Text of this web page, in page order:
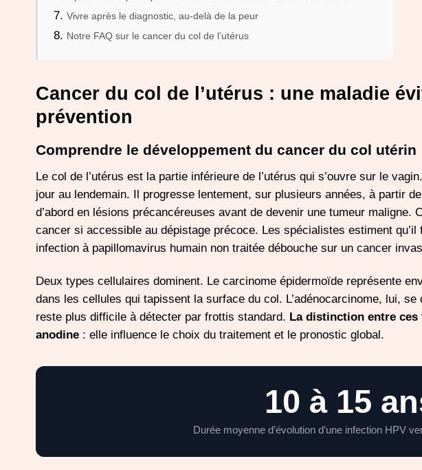
Vivre après le diagnostic, au-delà de la peur
Notre FAQ sur le cancer du col de l’utérus
Cancer du col de l’utérus : une maladie
prévention
Comprendre le développement du cancer du col utérin
Le col de l’utérus est la partie inférieure de l’utérus qui s’ouvre sur le
jour au lendemain. Il progresse lentement, sur plusieurs années, à partir
d’abord en lésions précancéreuses avant de devenir une tumeur
cancer si accessible au dépistage précoce. Les spécialistes estiment qu’il
infection à papillomavirus humain non traitée débouche sur un cancer
Deux types cellulaires dominent. Le carcinome épidermoïde représente
dans les cellules qui tapissent la surface du col. L’adénocarcinome, lui,
reste plus difficile à détecter par frottis standard. La distinction entre ces
anodine : elle influence le choix du traitement et le pronostic global.
10 à 15
Durée moyenne d’évolution d’une infection HPV